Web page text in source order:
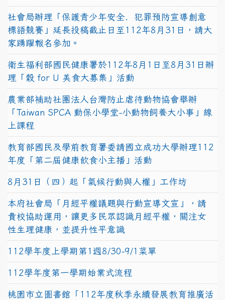
社會局辦理「保護青少年安全．犯罪預防宣導創意
標語競賽」延長投稿截止日至112年8月31日，請大
家踴躍報名參加。
衛生福利部國民健康署於112年8月1日至8月31日辦
理「穀 for U 美食大募集」活動
農業部補助社團法人台灣防止虐待動物協會舉辦
「Taiwan SPCA 動保小學堂-小動物飼養大小事」線
上課程
教育部國民及學前教育署委請國立成功大學辦理112
年度「第二屆健康飲食小主播」活動
8月31日（四）起「氣候行動與人權」工作坊
本府社會局「月經平權議題與行動宣導文宣」，請
貴校協助運用，讓更多民眾認識月經平權，關注女
性生理健康，並提升性平意識
112學年度上學期第1週8/30-9/1菜單
112學年度第一學期始業式流程
桃園市立圖書館「112年度秋季永續發展教育推廣活